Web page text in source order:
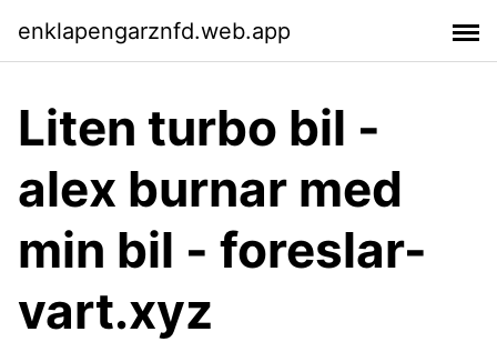
enklapengarznfd.web.app
Liten turbo bil -
alex burnar med
min bil - foreslar-
vart.xyz